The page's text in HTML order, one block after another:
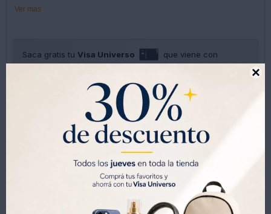

Ver mas
Saca gratis tu Visa Universo
que viene con
$1000 de regaloy30% OFF todos los jueves.
SOLO CON LA CÉDULA , GRATIS POR 1 AÑO .
  
Métodos y costos de envíos